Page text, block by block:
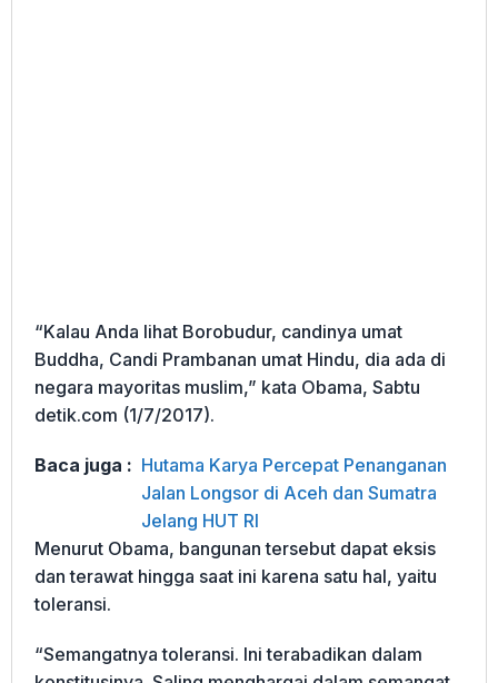
“Kalau Anda lihat Borobudur, candinya umat
Buddha, Candi Prambanan umat Hindu, dia ada di
negara mayoritas muslim,” kata Obama, Sabtu
detik.com (1/7/2017).
Baca juga : Hutama Karya Percepat Penanganan
Jalan Longsor di Aceh dan Sumatra
Jelang HUT RI
Menurut Obama, bangunan tersebut dapat eksis
dan terawat hingga saat ini karena satu hal, yaitu
toleransi.
“Semangatnya toleransi. Ini terabadikan dalam